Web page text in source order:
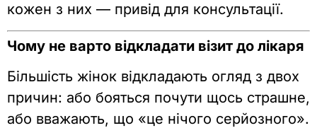
кожен з них — привід для консультації.
Чому не варто відкладати візит до лікаря
Більшість жінок відкладають огляд з двох
причин: або бояться почути щось страшне,
або вважають, що «це нічого серйозного».